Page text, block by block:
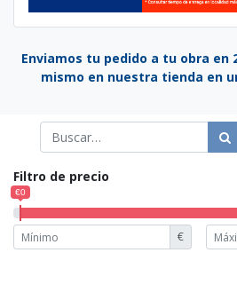
Enviamos tu pedido a tu obra en
mismo en nuestra tienda en
Filtro de precio
€0
€